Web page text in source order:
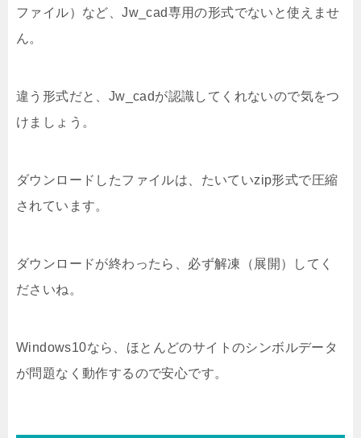
ファイル）など、Jw_cad専用の形式でないと使えませ
ん。
違う形式だと、Jw_cadが認識してくれないので気をつ
けましょう。
ダウンロードしたファイルは、たいていzip形式で圧縮
されています。
ダウンロードが終わったら、必ず解凍（展開）してく
ださいね。
Windows10なら、ほとんどのサイトのシンボルデータ
が問題なく動作するので安心です。